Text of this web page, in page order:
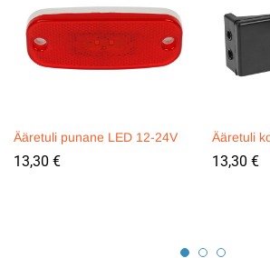
Ääretuli punane LED 12-24V
13,30 €
Ääretuli
13,30 €